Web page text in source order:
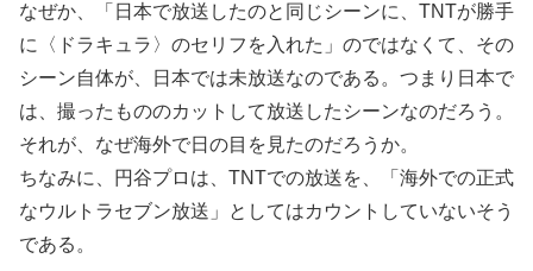
なぜか、「日本で放送したのと同じシーンに、TNTが勝手
に〈ドラキュラ〉のセリフを入れた」のではなくて、その
シーン自体が、日本では未放送なのである。つまり日本で
は、撮ったもののカットして放送したシーンなのだろう。
それが、なぜ海外で日の目を見たのだろうか。
ちなみに、円谷プロは、TNTでの放送を、「海外での正式
なウルトラセブン放送」としてはカウントしていないそう
である。